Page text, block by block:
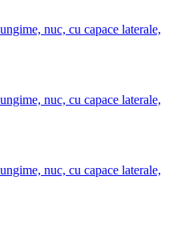
nuc, cu capace laterale,
nuc, cu capace laterale,
nuc, cu capace laterale,